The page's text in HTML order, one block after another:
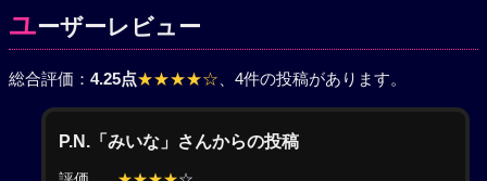
ユーザーレビュー
総合評価： 4.25点★★★★☆ 、4件の投稿があります。
P.N.「みいな」さんからの投稿